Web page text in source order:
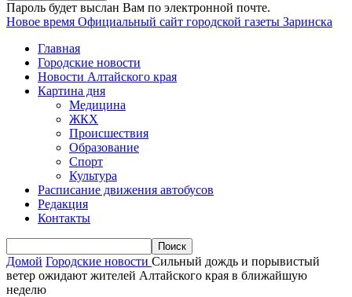
Пароль будет выслан Вам по электронной почте.
Новое время Официальный сайт городской газеты Заринска
Главная
Городские новости
Новости Алтайского края
Картина дня
Медицина
ЖКХ
Происшествия
Образование
Спорт
Культура
Расписание движения автобусов
Редакция
Контакты
Домой Городские новости Сильный дождь и порывистый
ветер ожидают жителей Алтайского края в ближайшую
неделю